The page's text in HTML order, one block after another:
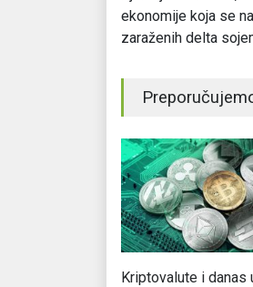
ekonomije koja se
zaraženih delta
Kriptovalute i danas